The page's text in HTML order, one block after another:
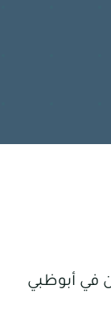
في أبوظبي